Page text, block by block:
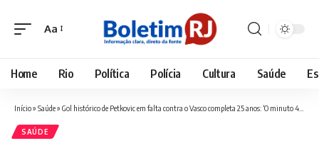
Font
Aa
Home Rio Política Polícia Cultura Saúde
Início» Saúde» Gol histórico de Petkovic em falta contra o Vasco completa 25 anos: ‘O minuto 43 é muito importante no Flamengo’
SAÚDE